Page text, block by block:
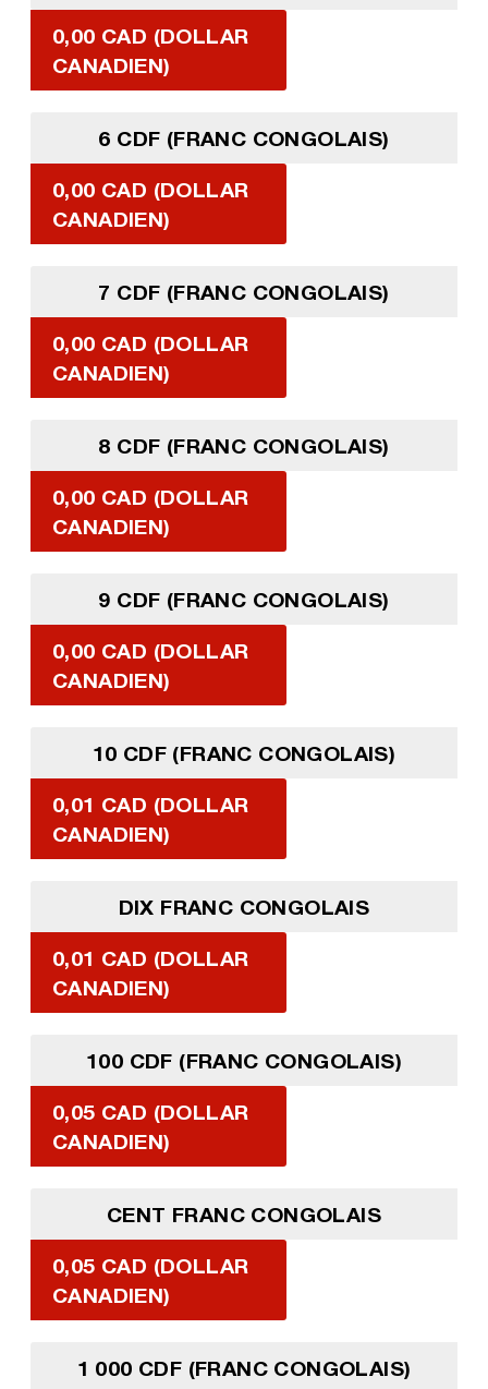
0,00 CAD (DOLLAR
CANADIEN)
6 CDF (FRANC CONGOLAIS)
0,00 CAD (DOLLAR
CANADIEN)
7 CDF (FRANC CONGOLAIS)
0,00 CAD (DOLLAR
CANADIEN)
8 CDF (FRANC CONGOLAIS)
0,00 CAD (DOLLAR
CANADIEN)
9 CDF (FRANC CONGOLAIS)
0,00 CAD (DOLLAR
CANADIEN)
10 CDF (FRANC CONGOLAIS)
0,01 CAD (DOLLAR
CANADIEN)
DIX FRANC CONGOLAIS
0,01 CAD (DOLLAR
CANADIEN)
100 CDF (FRANC CONGOLAIS)
0,05 CAD (DOLLAR
CANADIEN)
CENT FRANC CONGOLAIS
0,05 CAD (DOLLAR
CANADIEN)
1 000 CDF (FRANC CONGOLAIS)